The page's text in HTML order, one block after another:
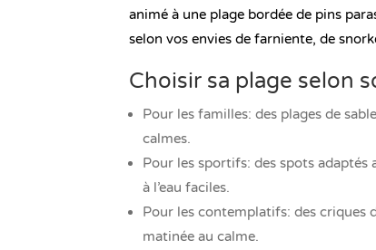
animé à une plage bordée de pins
selon vos envies de farniente, de
Choisir sa plage selon
Pour les familles: des plages de
calmes.
Pour les sportifs: des spots adaptés
à l’eau faciles.
Pour les contemplatifs: des criques
matinée au calme.